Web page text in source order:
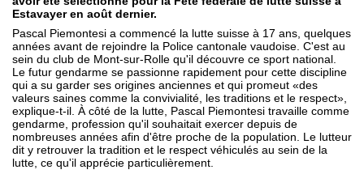
Estavayer en août dernier.
Pascal Piemontesi a commencé la lutte suisse à 17 ans, quelques
années avant de rejoindre la Police cantonale vaudoise. C'est au
sein du club de Mont-sur-Rolle qu'il découvre ce sport national.
Le futur gendarme se passionne rapidement pour cette discipline
qui a su garder ses origines anciennes et qui promeut «des
valeurs saines comme la convivialité, les traditions et le respect»,
explique-t-il. À côté de la lutte, Pascal Piemontesi travaille comme
gendarme, profession qu'il souhaitait exercer depuis de
nombreuses années afin d'être proche de la population. Le lutteur
dit y retrouver la tradition et le respect véhiculés au sein de la
lutte, ce qu'il apprécie particulièrement.